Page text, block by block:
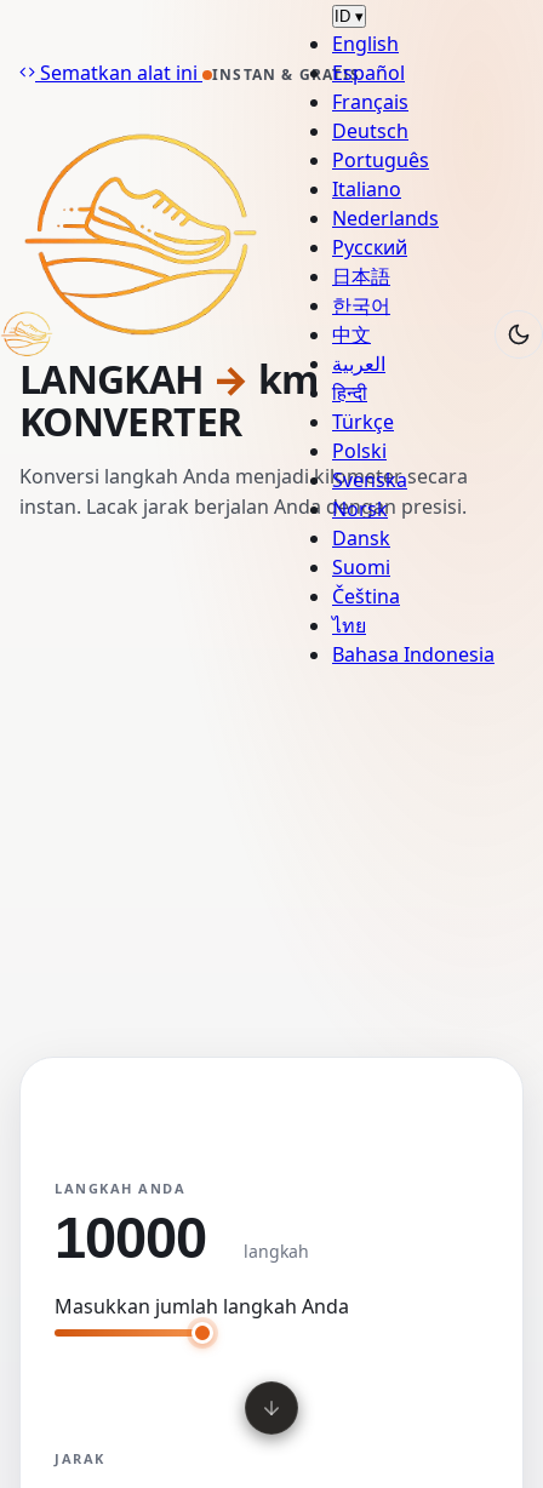
ID ▾
English
Español
Français
Deutsch
Português
Italiano
Nederlands
Русский
日本語
한국어
中文
العربية
हिन्दी
Türkçe
Polski
Svenska
Norsk
Dansk
Suomi
Čeština
ไทย
Bahasa Indonesia
Sematkan alat ini INSTAN & GRATIS
LANGKAH → km
KONVERTER
Konversi langkah Anda menjadi kilometer secara
instan. Lacak jarak berjalan Anda dengan presisi.
LANGKAH ANDA
langkah
Masukkan jumlah langkah Anda
JARAK